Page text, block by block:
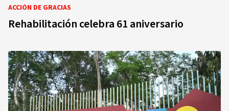
ACCIÓN DE GRACIAS
Rehabilitación celebra 61 aniversario